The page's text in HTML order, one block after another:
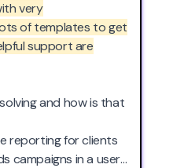
very
of templates to get
support are
and how is that
reporting for clients
campaigns in a user